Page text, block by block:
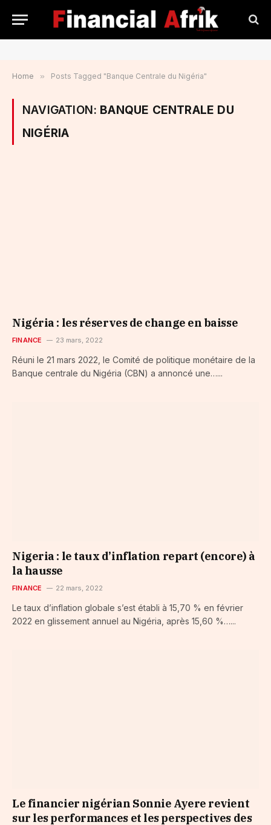
Home » Posts Tagged "Banque Centrale du Nigéria"
NAVIGATION: BANQUE CENTRALE DU
NIGÉRIA
Nigéria : les réserves de change en baisse
FINANCE 23 mars, 2022
Réuni le 21 mars 2022, le Comité de politique monétaire de la
Banque centrale du Nigéria (CBN) a annoncé une…...
Nigeria : le taux d’inflation repart (encore) à
la hausse
FINANCE 22 mars, 2022
Le taux d’inflation globale s’est établi à 15,70 % en février
2022 en glissement annuel au Nigéria, après 15,60 %…...
Le financier nigérian Sonnie Ayere revient
sur les performances et les perspectives des